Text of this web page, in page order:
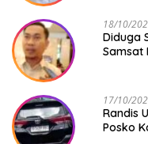
18/10/
Diduga
Samsat
17/10/
Randis
Posko